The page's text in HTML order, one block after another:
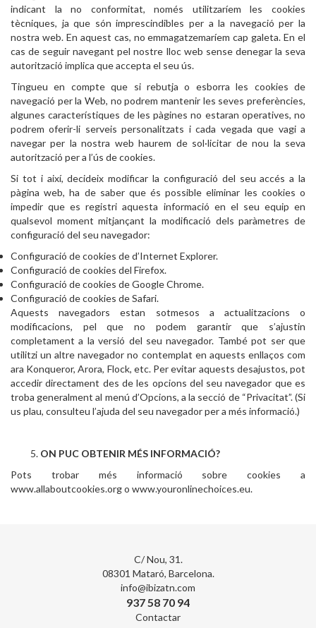
indicant la no conformitat, només utilitzaríem les cookies
tècniques, ja que són imprescindibles per a la navegació per la
nostra web. En aquest cas, no emmagatzemaríem cap galeta. En el
cas de seguir navegant pel nostre lloc web sense denegar la seva
autorització implica que accepta el seu ús.
Tingueu en compte que si rebutja o esborra les cookies de
navegació per la Web, no podrem mantenir les seves preferències,
algunes característiques de les pàgines no estaran operatives, no
podrem oferir-li serveis personalitzats i cada vegada que vagi a
navegar per la nostra web haurem de sol·licitar de nou la seva
autorització per a l’ús de cookies.
Si tot i així, decideix modificar la configuració del seu accés a la
pàgina web, ha de saber que és possible eliminar les cookies o
impedir que es registri aquesta informació en el seu equip en
qualsevol moment mitjançant la modificació dels paràmetres de
configuració del seu navegador:
Configuració de cookies de d’Internet Explorer.
Configuració de cookies del Firefox.
Configuració de cookies de Google Chrome.
Configuració de cookies de Safari.
Aquests navegadors estan sotmesos a actualitzacions o
modificacions, pel que no podem garantir que s’ajustin
completament a la versió del seu navegador. També pot ser que
utilitzi un altre navegador no contemplat en aquests enllaços com
ara Konqueror, Arora, Flock, etc. Per evitar aquests desajustos, pot
accedir directament des de les opcions del seu navegador que es
troba generalment al menú d’Opcions, a la secció de “Privacitat”. (Si
us plau, consulteu l’ajuda del seu navegador per a més informació.)
ON PUC OBTENIR MÉS INFORMACIÓ?
Pots trobar més informació sobre cookies a
www.allaboutcookies.org o www.youronlinechoices.eu.
C/ Nou, 31.
08301 Mataró, Barcelona.
info@ibizatn.com
937 58 70 94
Contactar